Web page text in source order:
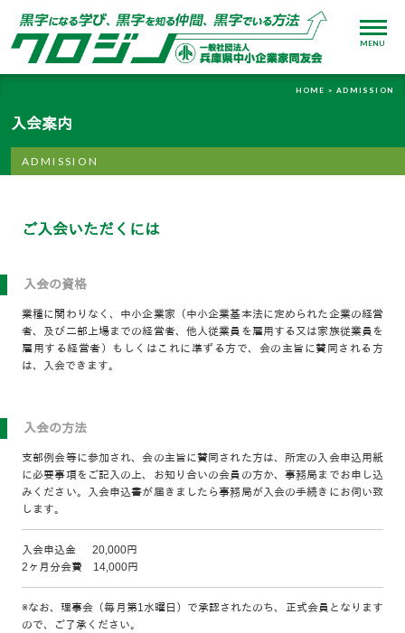
MENU
HOME >ADMISSION
入会案内
ADMISSION
ご入会いただくには
入会の資格
業種に関わりなく、中小企業家（中小企業基本法に定められた企業の経営
者、及び二部上場までの経営者、他人従業員を雇用する又は家族従業員を
雇用する経営者）もしくはこれに準ずる方で、会の主旨に賛同される方
は、入会できます。
入会の方法
支部例会等に参加され、会の主旨に賛同された方は、所定の入会申込用紙
に必要事項をご記入の上、お知り合いの会員の方か、事務局までお申し込
みください。入会申込書が届きましたら事務局が入会の手続きにお伺い致
します。
入会申込金 20,000円
2ヶ月分会費 14,000円
※なお、理事会（毎月第1水曜日）で承認されたのち、正式会員となります
ので、ご了承ください。